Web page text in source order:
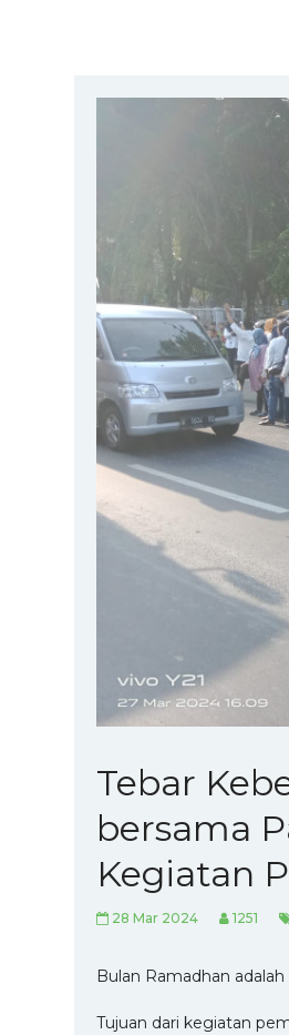
Tebar
bersama
Kegiatan
28 Mar 2024 1251
Bulan Ramadhan
Tujuan dari kegiatan